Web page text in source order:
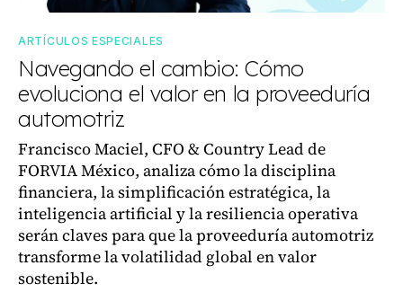
ARTÍCULOS ESPECIALES
Navegando el cambio: Cómo
evoluciona el valor en la proveeduría
automotriz
Francisco Maciel, CFO & Country Lead de
FORVIA México, analiza cómo la disciplina
financiera, la simplificación estratégica, la
inteligencia artificial y la resiliencia operativa
serán claves para que la proveeduría automotriz
transforme la volatilidad global en valor
sostenible.